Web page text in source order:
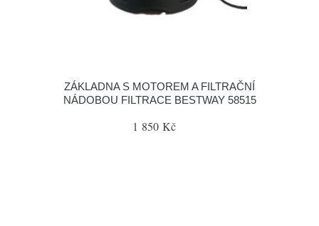
ZÁKLADNA S MOTOREM A FILTRAČNÍ
NÁDOBOU FILTRACE BESTWAY 58515
1 850 Kč